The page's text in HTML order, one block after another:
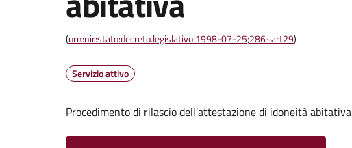
(urn:nir:stato:decreto.legislativo:1998-07-25;286~art29)
Servizio attivo
Procedimento di rilascio dell'attestazione di idoneità abitativa